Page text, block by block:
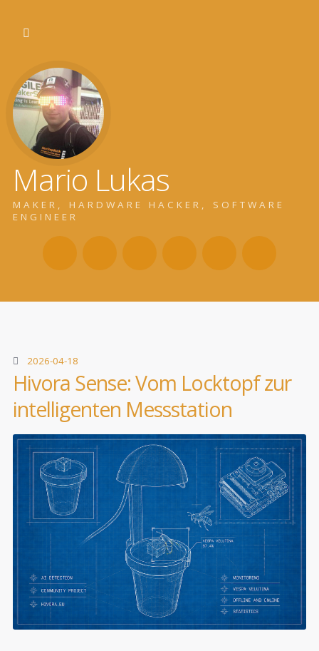
Mario Lukas
MAKER, HARDWARE HACKER, SOFTWARE
ENGINEER
2026-04-18
Hivora Sense: Vom Locktopf zur
intelligenten Messstation